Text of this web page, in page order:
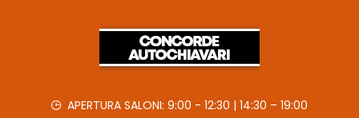
APERTURA SALONI: 9:00 - 12:30 | 14:30 – 19:00